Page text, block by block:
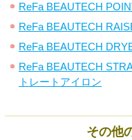
ReFa BEAUTECH
ReFa BEAUTECH
ReFa BEAUTECH
ReFa BEAUTECH
トレートアイロン
その他